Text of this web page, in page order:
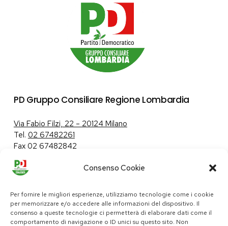
Consenso Cookie
Per fornire le migliori esperienze, utilizziamo tecnologie come i cookie
per memorizzare e/o accedere alle informazioni del dispositivo. Il
consenso a queste tecnologie ci permetterà di elaborare dati come il
comportamento di navigazione o ID unici su questo sito. Non
PD Gruppo Consiliare Regione Lombardia
Via Fabio Filzi, 22 – 20124 Milano
Tel. 02 67482261
Fax 02 67482842
Tutela dei dati personali|Politica sui cookie